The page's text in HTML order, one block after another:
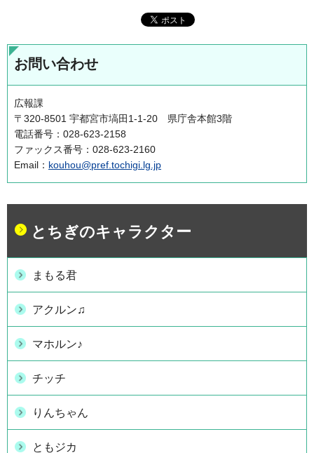
お問い合わせ
広報課
〒320-8501 宇都宮市塙田1-1-20 県庁舎本館3階
電話番号：028-623-2158
ファックス番号：028-623-2160
Email： kouhou@pref.tochigi.lg.jp
とちぎのキャラクター
まもる君
アクルン♫
マホルン♪
チッチ
りんちゃん
ともジカ